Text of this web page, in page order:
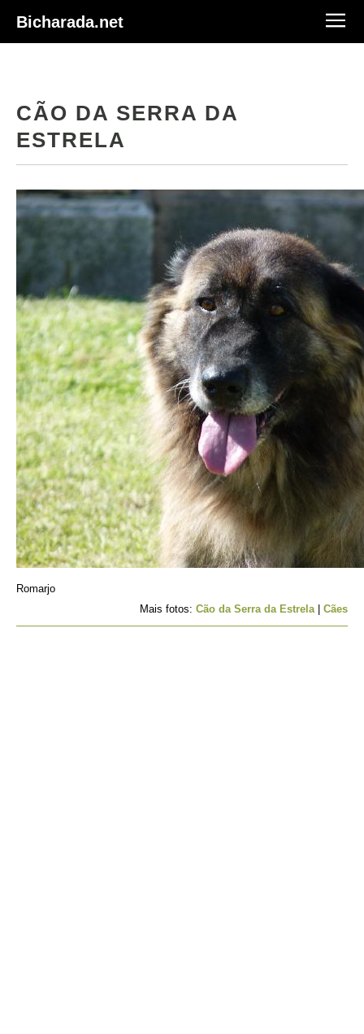
Bicharada.net
CÃO DA SERRA DA
ESTRELA
Romarjo
Mais fotos: Cão da Serra da Estrela| Cães